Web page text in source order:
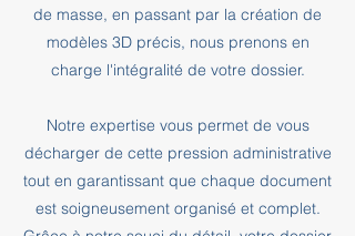
de masse, en passant par la création de
modèles 3D précis, nous prenons en
charge l'intégralité de votre dossier.
Notre expertise vous permet de vous
décharger de cette pression administrative
tout en garantissant que chaque document
est soigneusement organisé et complet.